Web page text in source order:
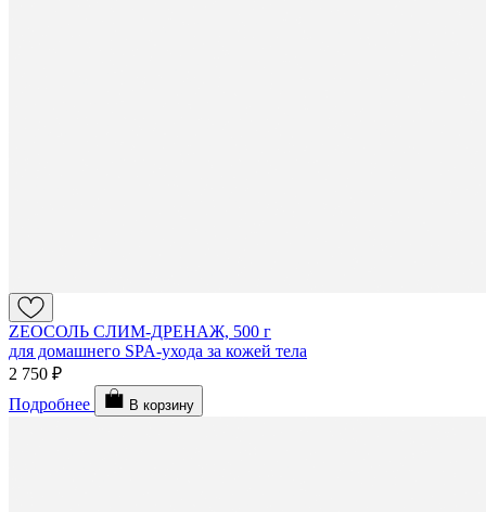
ZEOСОЛЬ СЛИМ-ДРЕНАЖ, 500 г
для домашнего SPA-ухода за кожей тела
2 750 ₽
Подробнее
В корзину